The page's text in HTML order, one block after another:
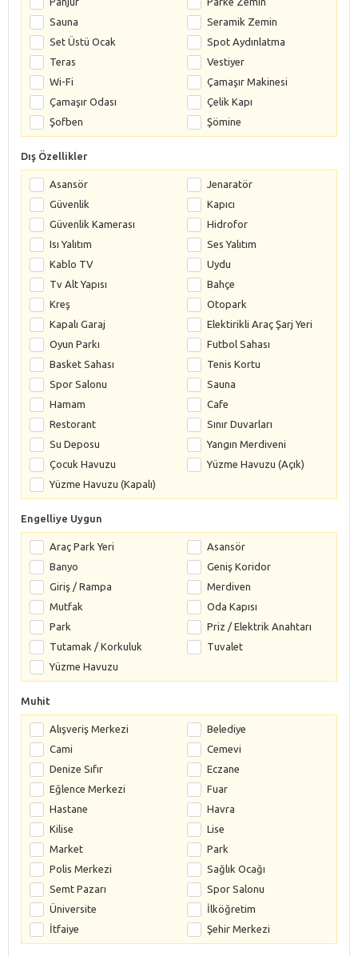
Sauna
Seramik Zemin
Set Üstü Ocak
Spot Aydınlatma
Teras
Vestiyer
Wi-Fi
Çamaşır Makinesi
Çamaşır Odası
Çelik Kapı
Şofben
Şömine
Dış Özellikler
Asansör
Jenaratör
Güvenlik
Kapıcı
Güvenlik Kamerası
Hidrofor
Isı Yalıtım
Ses Yalıtım
Kablo TV
Uydu
Tv Alt Yapısı
Bahçe
Kreş
Otopark
Kapalı Garaj
Elektirikli Araç Şarj Yeri
Oyun Parkı
Futbol Sahası
Basket Sahası
Tenis Kortu
Spor Salonu
Sauna
Hamam
Cafe
Restorant
Sınır Duvarları
Su Deposu
Yangın Merdiveni
Çocuk Havuzu
Yüzme Havuzu (Açık)
Yüzme Havuzu (Kapalı)
Engelliye Uygun
Araç Park Yeri
Asansör
Banyo
Geniş Koridor
Giriş / Rampa
Merdiven
Mutfak
Oda Kapısı
Park
Priz / Elektrik Anahtarı
Tutamak / Korkuluk
Tuvalet
Yüzme Havuzu
Muhit
Alışveriş Merkezi
Belediye
Cami
Cemevi
Denize Sıfır
Eczane
Eğlence Merkezi
Fuar
Hastane
Havra
Kilise
Lise
Market
Park
Polis Merkezi
Sağlık Ocağı
Semt Pazarı
Spor Salonu
Üniversite
İlköğretim
İtfaiye
Şehir Merkezi